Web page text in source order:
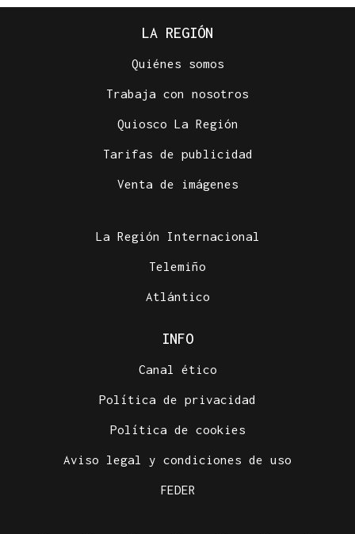
LA REGIÓN
Quiénes somos
Trabaja con nosotros
Quiosco La Región
Tarifas de publicidad
Venta de imágenes
La Región Internacional
Telemiño
Atlántico
INFO
Canal ético
Política de privacidad
Política de cookies
Aviso legal y condiciones de uso
FEDER